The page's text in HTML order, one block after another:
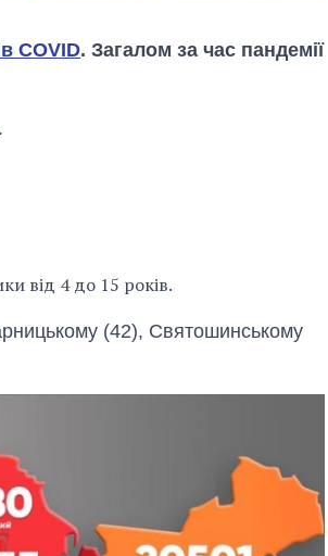
COVID. Загалом за час пандемії
від 4 до 15 років.
(42), Святошинському
Скільки картоплі
великої війни